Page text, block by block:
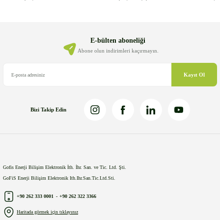
Ürün bilgilerinde hatalar bulunuyor.
Ürün fiyatı diğer sitelerden daha pahalı.
E-bülten aboneliği
Abone olun indirimleri kaçırmayın.
Kayıt Ol
Bizi Takip Edin
Gofis Enerji Bilişim Elektronik İth. İhr. San. ve Tic. Ltd. Şti.
GoFiS Enerji Bilişim Elektronik Ith.Ihr.San.Tic.Ltd.Sti.
+90 262 333 0001 - +90 262 322 3366
Haritada görmek için tıklayınız